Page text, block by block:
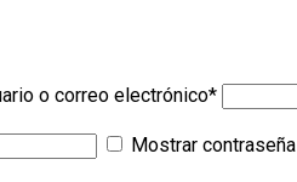
o correo electrónico*
Mostrar contraseña